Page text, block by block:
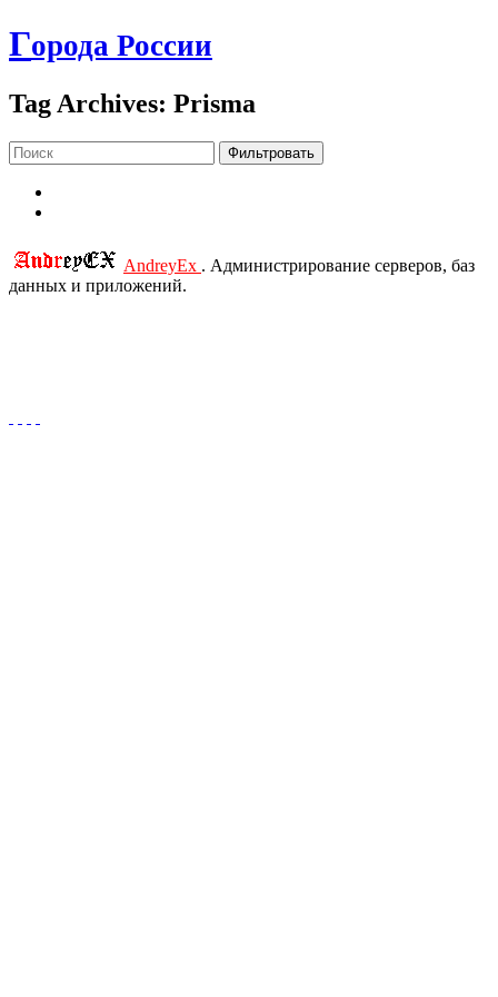
Города России
Tag Archives: Prisma
Фильтровать
AndreyEx . Администрирование серверов, баз
данных и приложений.